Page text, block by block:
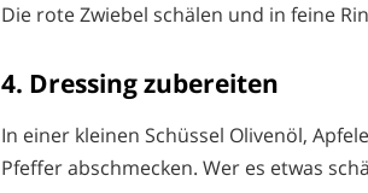
Die rote Zwiebel schälen und in feine
4. Dressing zubereiten
In einer kleinen Schüssel Olivenöl,
Pfeffer abschmecken. Wer es etwas